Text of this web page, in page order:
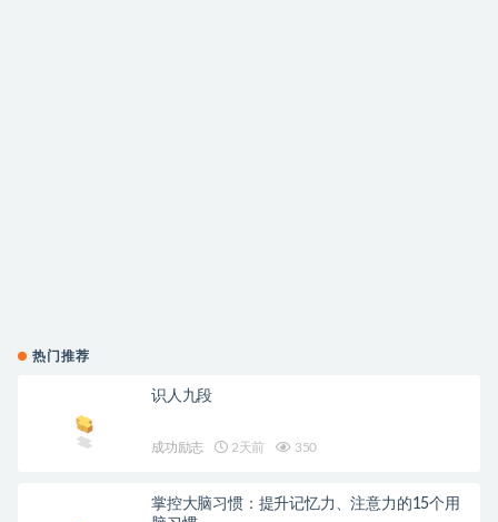
热门推荐
识人九段
成功励志 2天前 350
掌控大脑习惯：提升记忆力、注意力的15个用